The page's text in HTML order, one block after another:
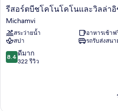
รี
สอร์
ตบีช
โค
โน
โค
โน
รีสอร์ตบีชโคโนโคโนและวิลล่าอิ
Michamvi
สระว่ายน้ำ
อาหารเช้าฟ
สปา
รถรับส่งสน
8.4
จาก
8.4 ดีมาก
322 รีวิว